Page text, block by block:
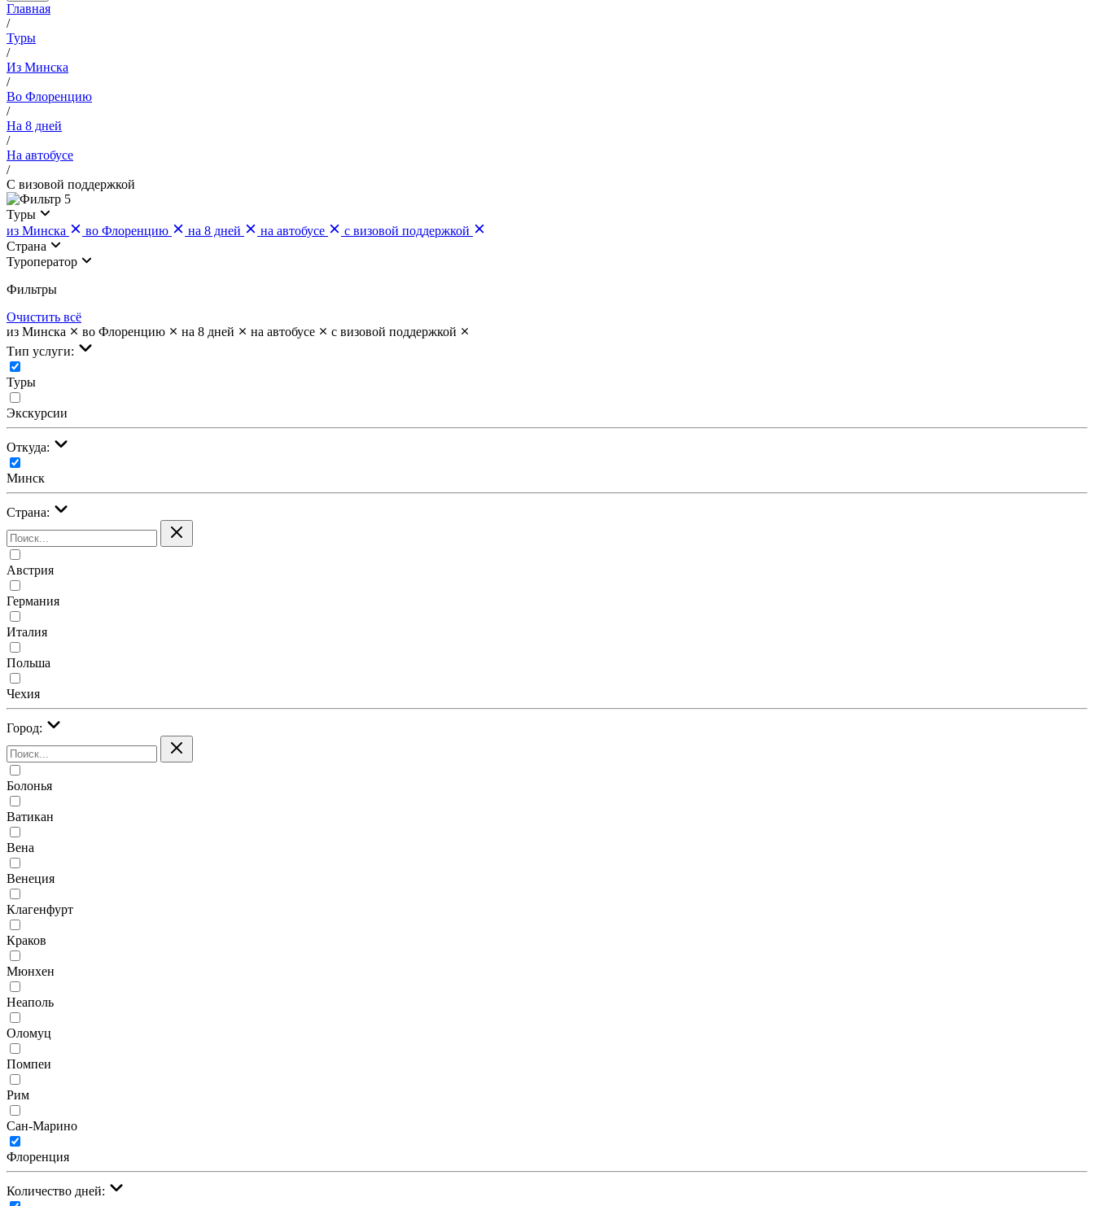
Главная
/
Туры
/
Из Минска
/
Во Флоренцию
/
На 8 дней
/
На автобусе
/
С визовой поддержкой
5
Туры
из Минска
во Флоренцию на 8 дней на автобусе
с визовой поддержкой
Страна
Туроператор
Фильтры
Очистить всё
из Минска
во Флоренцию на 8 дней на автобусе
с визовой поддержкой
Тип услуги:
Туры
Экскурсии
Откуда:
Минск
Страна:
Австрия
Германия
Италия
Польша
Чехия
Город:
Болонья
Ватикан
Вена
Венеция
Клагенфурт
Краков
Мюнхен
Неаполь
Оломуц
Помпеи
Рим
Сан-Марино
Флоренция
Количество дней: